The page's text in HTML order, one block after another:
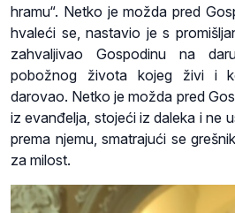
hramu“. Netko je možda pred
hvaleći se, nastavio je s
zahvaljivao Gospodinu na
pobožnog života kojeg živi i
darovao. Netko je možda pred
iz evanđelja, stojeći iz daleka i ne
prema njemu, smatrajući se
za milost.